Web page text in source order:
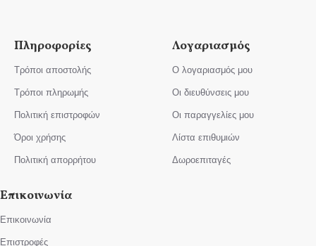
Πληροφορίες
Τρόποι αποστολής
Τρόποι πληρωμής
Πολιτική επιστροφών
Όροι χρήσης
Πολιτική απορρήτου
Λογαριασμός
Ο λογαριασμός μου
Οι διευθύνσεις μου
Οι παραγγελίες μου
Λίστα επιθυμιών
Δωροεπιταγές
Επικοινωνία
Επικοινωνία
Επιστροφές